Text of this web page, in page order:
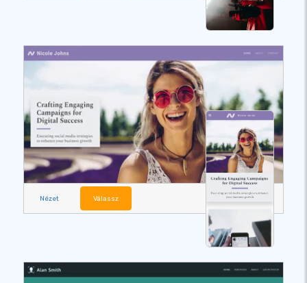
Nézet Válassz